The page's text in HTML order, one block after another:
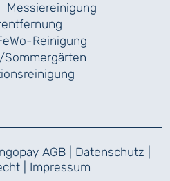
Messiereinigung
Reinigung
Sommergärten
AGB Datenschutz
Impressum